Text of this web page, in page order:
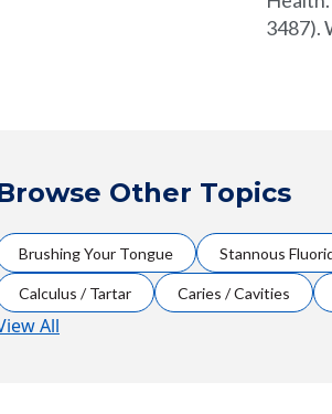
3487).
Other Topics
Brushing Your Tongue Stannous
Calculus / Tartar Caries / Cavities
All